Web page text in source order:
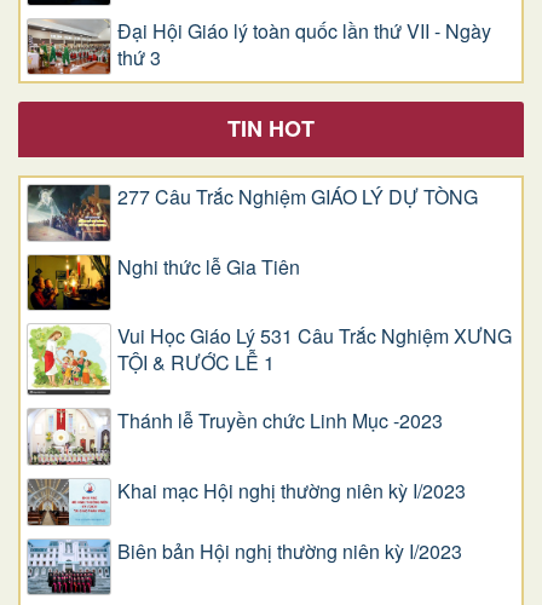
Đại Hội Giáo lý toàn quốc lần thứ VII - Ngày
thứ 3
TIN HOT
277 Câu Trắc Nghiệm GIÁO LÝ DỰ TÒNG
Nghi thức lễ Gia Tiên
Vui Học Giáo Lý 531 Câu Trắc Nghiệm XƯNG
TỘI & RƯỚC LỄ 1
Thánh lễ Truyền chức Linh Mục -2023
Khai mạc Hội nghị thường niên kỳ I/2023
Biên bản Hội nghị thường niên kỳ I/2023